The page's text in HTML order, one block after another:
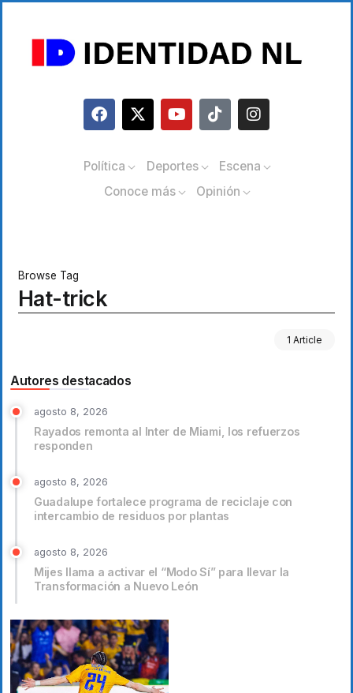
Política Deportes
Escena
Conoce más
Opinión
Browse Tag
Hat-trick
1 Article
Autores destacados
agosto 8, 2026
Rayados remonta al Inter de Miami, los refuerzos
responden
agosto 8, 2026
Guadalupe fortalece programa de reciclaje con
intercambio de residuos por plantas
agosto 8, 2026
Mijes llama a activar el “Modo Sí” para llevar la
Transformación a Nuevo León